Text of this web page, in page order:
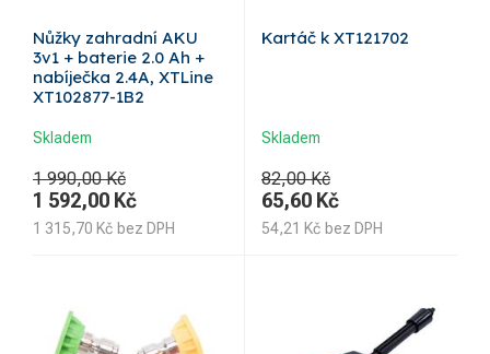
Nůžky zahradní AKU
3v1 + baterie 2.0 Ah +
nabíječka 2.4A, XTLine
XT102877-1B2
Skladem
1 990,00 Kč
1 592,00 Kč
1 315,70 Kč bez DPH
Kartáč k XT121702
Skladem
82,00 Kč
65,60 Kč
54,21 Kč bez DPH